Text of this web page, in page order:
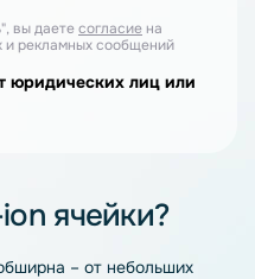
вы даетесогласие на
и рекламных сообщений
юридических лиц или
ячейки?
– от небольших